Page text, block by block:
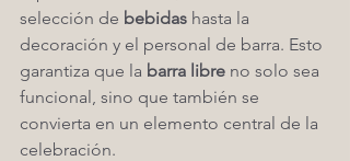
selección de bebidas hasta la
decoración y el personal de barra. Esto
garantiza que la barra libre no solo sea
funcional, sino que también se
convierta en un elemento central de la
celebración.